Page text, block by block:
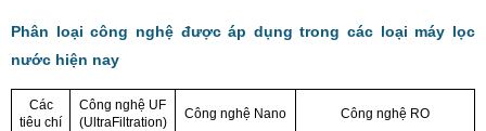
Phân loại công nghệ được áp dụng trong các loại máy lọc
nước hiện nay
Các
tiêu chí
Công nghệ UF
(UltraFiltration)
Công nghệ Nano Công nghệ RO